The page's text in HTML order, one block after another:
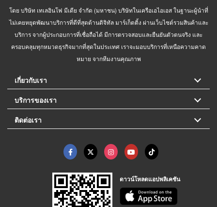
โดย บริษัท เทเลอินโฟ มีเดีย จำกัด (มหาชน) บริษัทในเครือเอไอเอส ในฐานะผู้นำที่
ไม่เคยหยุดพัฒนาบริการที่ดีที่สุดด้านดิจิทัล มาร์เก็ตติ้ง ผ่านเว็บไซต์รวมสินค้าและ
บริการ จากผู้ประกอบการที่เชื่อถือได้ มีการตรวจสอบและยืนยันตัวตนจริง และ
ครอบคลุมทุกหมวดธุรกิจมากที่สุดในประเทศ เราจะมอบบริการที่เหนือความคาด
หมาย จากทีมงานคุณภาพ
เกี่ยวกับเรา
บริการของเรา
ติดต่อเรา
ดาวน์โหลดแอปพลิเคชัน